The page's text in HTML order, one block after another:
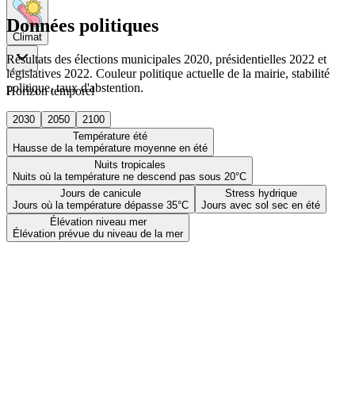
Climat
Horizon temporel
2030 2050
2100
Température été
Hausse de la température moyenne en été
Nuits tropicales
Nuits où la température ne descend pas sous 20°C
Jours de canicule
Jours où la température dépasse 35°C
Stress hydrique
Jours avec sol sec en été
Élévation niveau mer
Élévation prévue du niveau de la mer
Données politiques
Résultats des élections municipales 2020, présidentielles 2022 et
législatives 2022. Couleur politique actuelle de la mairie, stabilité
politique, taux d'abstention.